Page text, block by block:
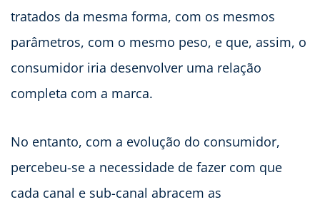
tratados da mesma forma, com os mesmos
parâmetros, com o mesmo peso, e que, assim, o
consumidor iria desenvolver uma relação
completa com a marca.
No entanto, com a evolução do consumidor,
percebeu-se a necessidade de fazer com que
cada canal e sub-canal abracem as